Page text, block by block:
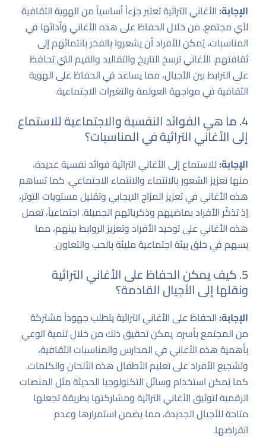
الإجابة:الأغاني التراثية تعتبر جزءاً أساسياً من الهوية الثقافية
لأي مجتمع. من خلال الحفاظ على هذه الأغاني وأدائها في
المناسبات، يُمكن للأفراد أن يشعروا بالفخر بانتمائهم إلى
ثقافتهم. الأغاني ترسخ التاريخ والتقاليد والقيم التي تحافظ
على الترابط بين الأجيال، مما يساعد في الحفاظ على الهوية
الثقافية في مواجهة العولمة والتغيرات الاجتماعية.
4. ما هي الفوائد النفسية والاجتماعية للاستماع
إلى الأغاني التراثية في المناسبات؟
الإجابة:للاستماع إلى الأغاني التراثية فوائد نفسية عديدة،
منها تعزيز الشعور بالانتماء والانتماء الاجتماعي. كما تساهم
هذه الأغاني في تعزيز المزاج الايجابي وتقليل مستويات التوتر،
إذ تذكّر الأفراد بماضيهم وذكرياتهم الجميلة. اجتماعياً، تعمل
هذه الأغاني على توحيد الأفراد وتعزيز الروابط بينهم، مما
يسهم في خلق بيئة اجتماعية مليئة بالحب والتعاون.
5. كيف يمكن الحفاظ على الأغاني التراثية
ونقلها إلى الأجيال القادمة؟
الإجابة:الحفاظ على الأغاني التراثية يتطلب جهوداً مشتركة
من المجتمع بأسره. يمكن تحقيق ذلك من خلال تنمية الوعي
بأهمية هذه الأغاني في المدارس والمناسبات الثقافية،
وتشجيع الأفراد على تعليم الأطفال هذه الألحان والكلمات.
كما يُمكن استخدام وسائل التكنولوجيا الحديثة مثل المنصات
الرقمية لتوثيق الأغاني التراثية ومشاركتها بطريقة تجعلها
متاحة للأجيال الجديدة، مما يضمن استمرارها وعدم
انقراضها.